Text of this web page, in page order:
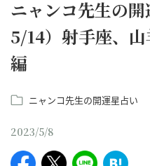
ニャンコ先生の
5/14）射手座、
編
ニャンコ先生の開運星占い
2023/5/8